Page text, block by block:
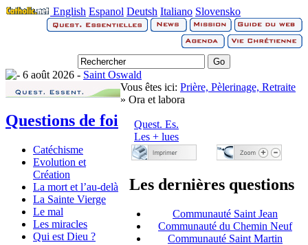
English Espanol Deutsh Italiano Slovensko
6 août 2026 - Saint Oswald
Questions de foi
Catéchisme
Evolution et
Création
La mort et l’au-delà
La Sainte Vierge
Le mal
Les miracles
Qui est Dieu ?
Vous êtes ici: Prière, Pèlerinage, Retraite
» Ora et labora
Quest. Es.
Les + lues
Les dernières questions
Communauté Saint Jean
Communauté du Chemin Neuf
Communauté Saint Martin